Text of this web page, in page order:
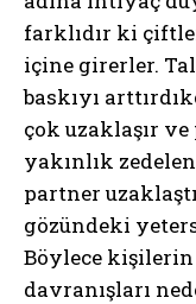
farklıdır ki
içine girerler.
baskıyı
çok uzaklaşır
yakınlık
partner
gözündeki
Böylece
davranışları